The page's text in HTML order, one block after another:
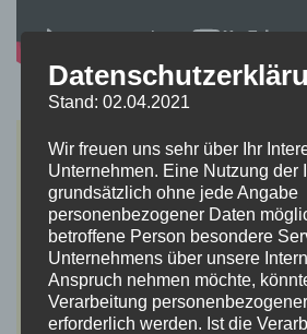
Stand: 02.04.2021
Wir freuen uns sehr über Ihr
Unternehmen. Eine Nutzung der
grundsätzlich ohne jede Angabe
personenbezogener Daten
betroffene Person besondere
Unternehmens über unsere
Anspruch nehmen möchte,
Verarbeitung
erforderlich werden. Ist die